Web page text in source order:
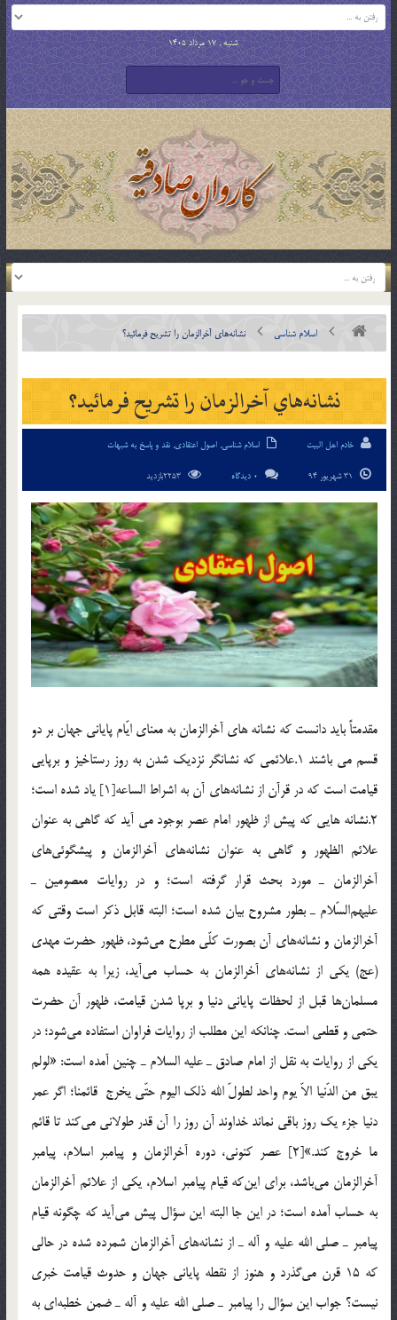
شنبه , 17 مرداد 1405
اسلام شناسی نشانه‌هاي آخرالزمان را تشريح فرمائيد؟
نشانه‌هاي آخرالزمان را تشريح فرمائيد؟
خادم اهل البیت اسلام شناسی, اصول اعتقادی, نقد و پاسخ به شبهات
0 دیدگاه
مقدمتاً بايد دانست كه نشانه هاي آخرالزمان به معناي ايّام پاياني جهان بر دو
قسم مي باشند 1.علائمي که نشانگر نزديک شدن به روز رستاخيز و برپايي
قيامت است كه در قرآن از نشانه‌هاي آن به اشراط الساعه[1] ياد شده است؛
2.نشانه هايي که پيش از ظهور امام عصر بوجود مي آيد كه گاهي به عنوان
علائم الظهور و گاهي به عنوان نشانه‌هاي آخرالزمان و پيشگوئي‌هاي
آخرالزمان ـ مورد بحث قرار گرفته است؛ و در روايات معصومين ـ
عليهم‌السّلام ـ بطور مشروح بيان شده است؛ البته قابل ذكر است وقتي كه
آخرالزمان و نشانه‌هاي آن بصورت كلّي مطرح مي‌شود، ظهور حضرت مهدي
(عج) يكي از نشانه‌هاي آخرالزمان به حساب مي‌آيد، زيرا به عقيده همه
مسلمان‌ها قبل از لحظات پاياني دنيا و برپا شدن قيامت، ظهور آن حضرت
حتمي و قطعي است. چنانکه اين مطلب از روايات فراوان استفاده مي‌شود؛ در
يكي از روايات به نقل از امام صادق ـ عليه السلام ـ چنين آمده است: «لولم
يبق من الدّنيا الاّ يوم واحد لطولّ الله ذلك اليوم حتّي يخرج قائمنا؛ اگر عمر
دنيا جزء يك روز باقي نماند خداوند آن روز را آن قدر طولاني مي‌كند تا قائم
ما خروج کند.»[2] عصر كنوني، دوره آخرالزمان و پيامبر اسلام، پيامبر
آخرالزمان مي‌باشد، براي اين‌كه قيام پيامبر اسلام، يكي از علائم آخرالزمان
به حساب آمده است؛ در اين جا البته اين سؤال پيش مي‌آيد كه چگونه قيام
پيامبر ـ صلي الله عليه و آله ـ از نشانه‌هاي آخرالزمان شمرده شده در حالي
كه 15 قرن مي‌گذرد و هنوز از نقطه پاياني جهان و حدوث قيامت خبري
نيست؟ جواب اين سؤال را پيامبر ـ صلي الله عليه و آله ـ ضمن خطبه‌اي به